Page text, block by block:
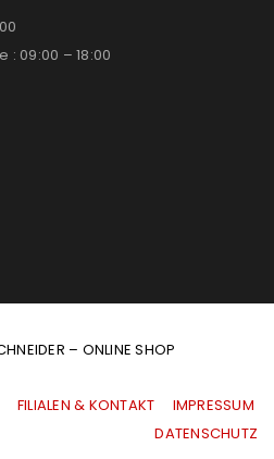
09:00 – 18:00
– ONLINE SHOP
FILIALEN & KONTAKT
IMPRESSUM
|DATENSCHUTZ